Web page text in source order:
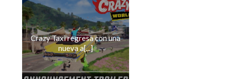
Crazy Taxi regresa con una
nueva a[...]